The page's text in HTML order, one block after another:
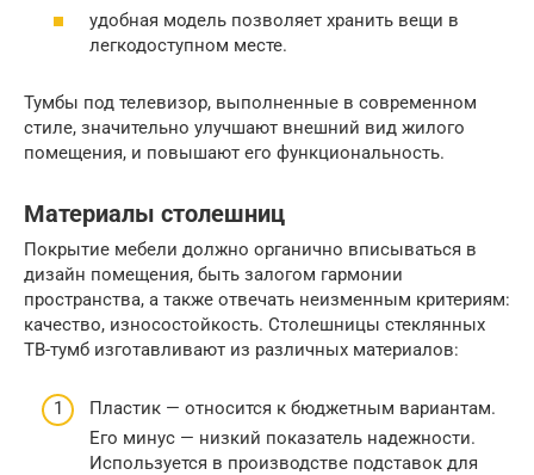
удобная модель позволяет хранить вещи в
легкодоступном месте.
Тумбы под телевизор, выполненные в современном
стиле, значительно улучшают внешний вид жилого
помещения, и повышают его функциональность.
Материалы столешниц
Покрытие мебели должно органично вписываться в
дизайн помещения, быть залогом гармонии
пространства, а также отвечать неизменным критериям:
качество, износостойкость. Столешницы стеклянных
ТВ-тумб изготавливают из различных материалов:
Пластик — относится к бюджетным вариантам.
Его минус — низкий показатель надежности.
Используется в производстве подставок для